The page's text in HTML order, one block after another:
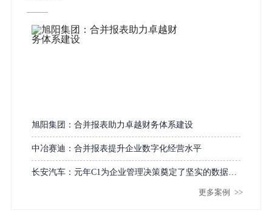
旭阳集团：合并报表助力卓越财务体系建设
中冶赛迪：合并报表提升企业数字化经营水平
长安汽车：元年C1为企业管理决策奠定了坚实的数据基
更多案例 >>